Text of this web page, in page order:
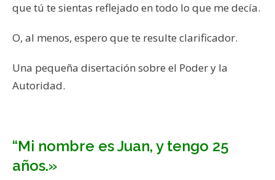
que tú te sientas reflejado en todo lo que me decía.
O, al menos, espero que te resulte clarificador.
Una pequeña disertación sobre el Poder y la
Autoridad.
“Mi nombre es Juan, y tengo 25
años.»